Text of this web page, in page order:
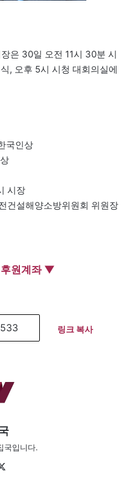
은 30일 오전 11시 30분 시
, 오후 5시 시청 대회의실에
국인상
시장
건설해양소방위원회 위원장
원계좌 ▼
링크 복사
국입니다.